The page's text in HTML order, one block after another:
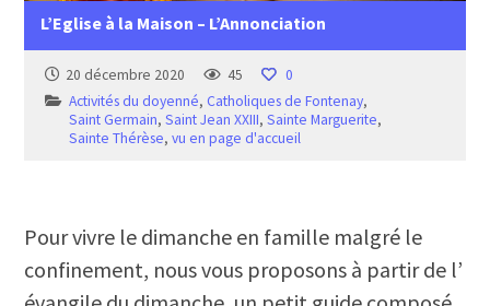
L’Eglise à la Maison – L’Annonciation
20 décembre 2020 45
0
Activités du doyenné, Catholiques de Fontenay,
Saint Germain,Saint Jean XXIII,Sainte Marguerite,
Sainte Thérèse,vu en page d'accueil
Pour vivre le dimanche en famille malgré le
confinement, nous vous proposons à partir de l’